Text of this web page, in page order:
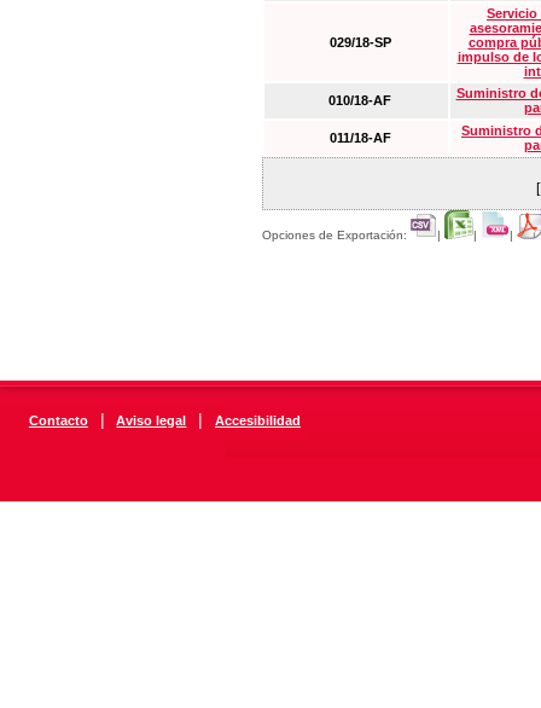
029/18-SP
Servicio
compra
impulso de
010/18-AF
Suministro
011/18-AF
Suministro
Opciones de Exportación: | | |
Contacto | Aviso legal | Accesibilidad